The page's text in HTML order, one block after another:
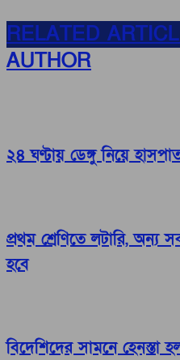
RELATED
AUTHOR
২৪ ঘণ্টায় ডেঙ্গু নিয়ে
প্রথম শ্রেণিতে লটারি, অন্য
হবে
বিদেশিদের সামনে হেনস্তা